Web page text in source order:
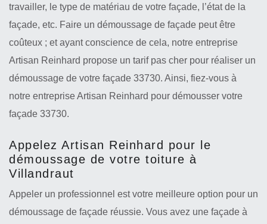
travailler, le type de matériau de votre façade, l’état de la
façade, etc. Faire un démoussage de façade peut être
coûteux ; et ayant conscience de cela, notre entreprise
Artisan Reinhard propose un tarif pas cher pour réaliser un
démoussage de votre façade 33730. Ainsi, fiez-vous à
notre entreprise Artisan Reinhard pour démousser votre
façade 33730.
Appelez Artisan Reinhard pour le
démoussage de votre toiture à
Villandraut
Appeler un professionnel est votre meilleure option pour un
démoussage de façade réussie. Vous avez une façade à